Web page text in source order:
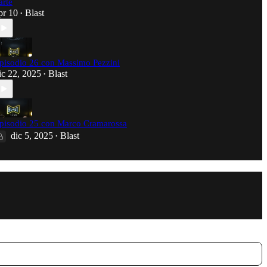
10 • Blast
26 con Massimo Pezzini
22, 2025 • Blast
25 con Marco Cramarossa
dic 5, 2025 • Blast